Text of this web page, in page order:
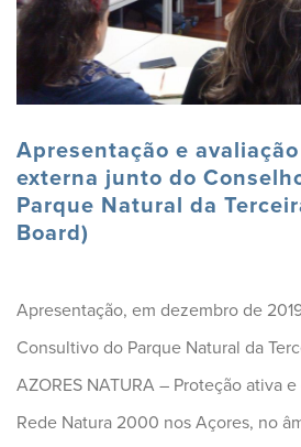
Apresentação e
externa junto do
Parque Natural da
Board)
Apresentação, em dezembro de
Consultivo do Parque Natural da
AZORES NATURA – Proteção ativa
Rede Natura 2000 nos Açores, no